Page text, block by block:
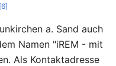
a. Sand auch
Namen "iREM - mit
Als Kontaktadresse